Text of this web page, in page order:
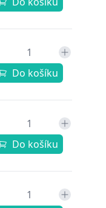
Do košíku
Do košíku